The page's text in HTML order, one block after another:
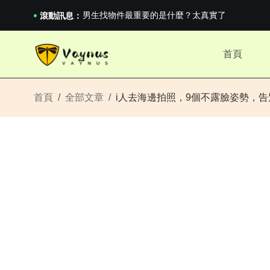
滾動訊息：
男生找物件最重要的是什麼？太真實了
男生找物件最重要的是什麼？太真實了
2026澳網男單收官：全滿貫對上全滿亞，德約...
《巔峰守衛 Highguard》正式上線，官...
首頁
首頁 全部文章 i人去海邊拍照，9個不露臉姿勢，